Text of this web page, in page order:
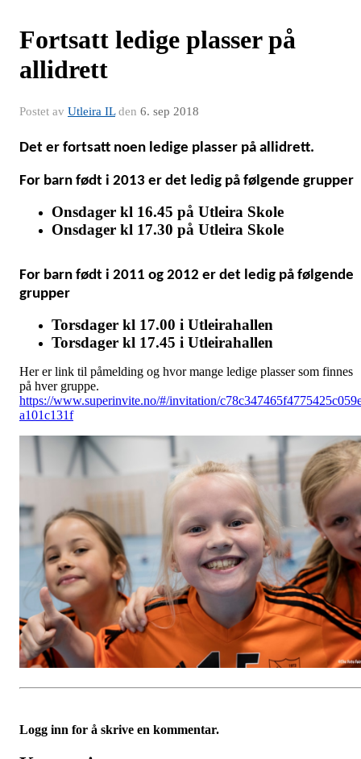
Fortsatt ledige plasser på
allidrett
Postet av Utleira ILden 6. sep 2018
Det er fortsatt noen ledige plasser på allidrett.
For barn født i 2013 er det ledig på følgende grupper
Onsdager kl 16.45 på Utleira Skole
Onsdager kl 17.30 på Utleira Skole
For barn født i 2011 og 2012 er det ledig på følgende
grupper
Torsdager kl 17.00 i Utleirahallen
Torsdager kl 17.45 i Utleirahallen
Her er link til påmelding og hvor mange ledige plasser som finnes
på hver gruppe.
https://www.superinvite.no/#/invitation/
a101c131f
Logg inn for å skrive en kommentar.